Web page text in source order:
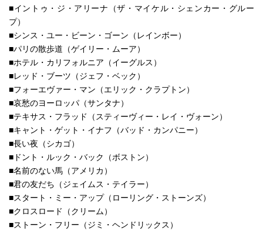
■イントゥ・ジ・アリーナ（ザ・マイケル・シェンカー・グルー
プ）
■シンス・ユー・ビーン・ゴーン（レインボー）
■パリの散歩道（ゲイリー・ムーア）
■ホテル・カリフォルニア（イーグルス）
■レッド・ブーツ（ジェフ・ベック）
■フォーエヴァー・マン（エリック・クラプトン）
■哀愁のヨーロッパ（サンタナ）
■テキサス・フラッド（スティーヴィー・レイ・ヴォーン）
■キャント・ゲット・イナフ（バッド・カンパニー）
■長い夜（シカゴ）
■ドント・ルック・バック（ボストン）
■名前のない馬（アメリカ）
■君の友だち（ジェイムス・テイラー）
■スタート・ミー・アップ（ローリング・ストーンズ）
■クロスロード（クリーム）
■ストーン・フリー（ジミ・ヘンドリックス）